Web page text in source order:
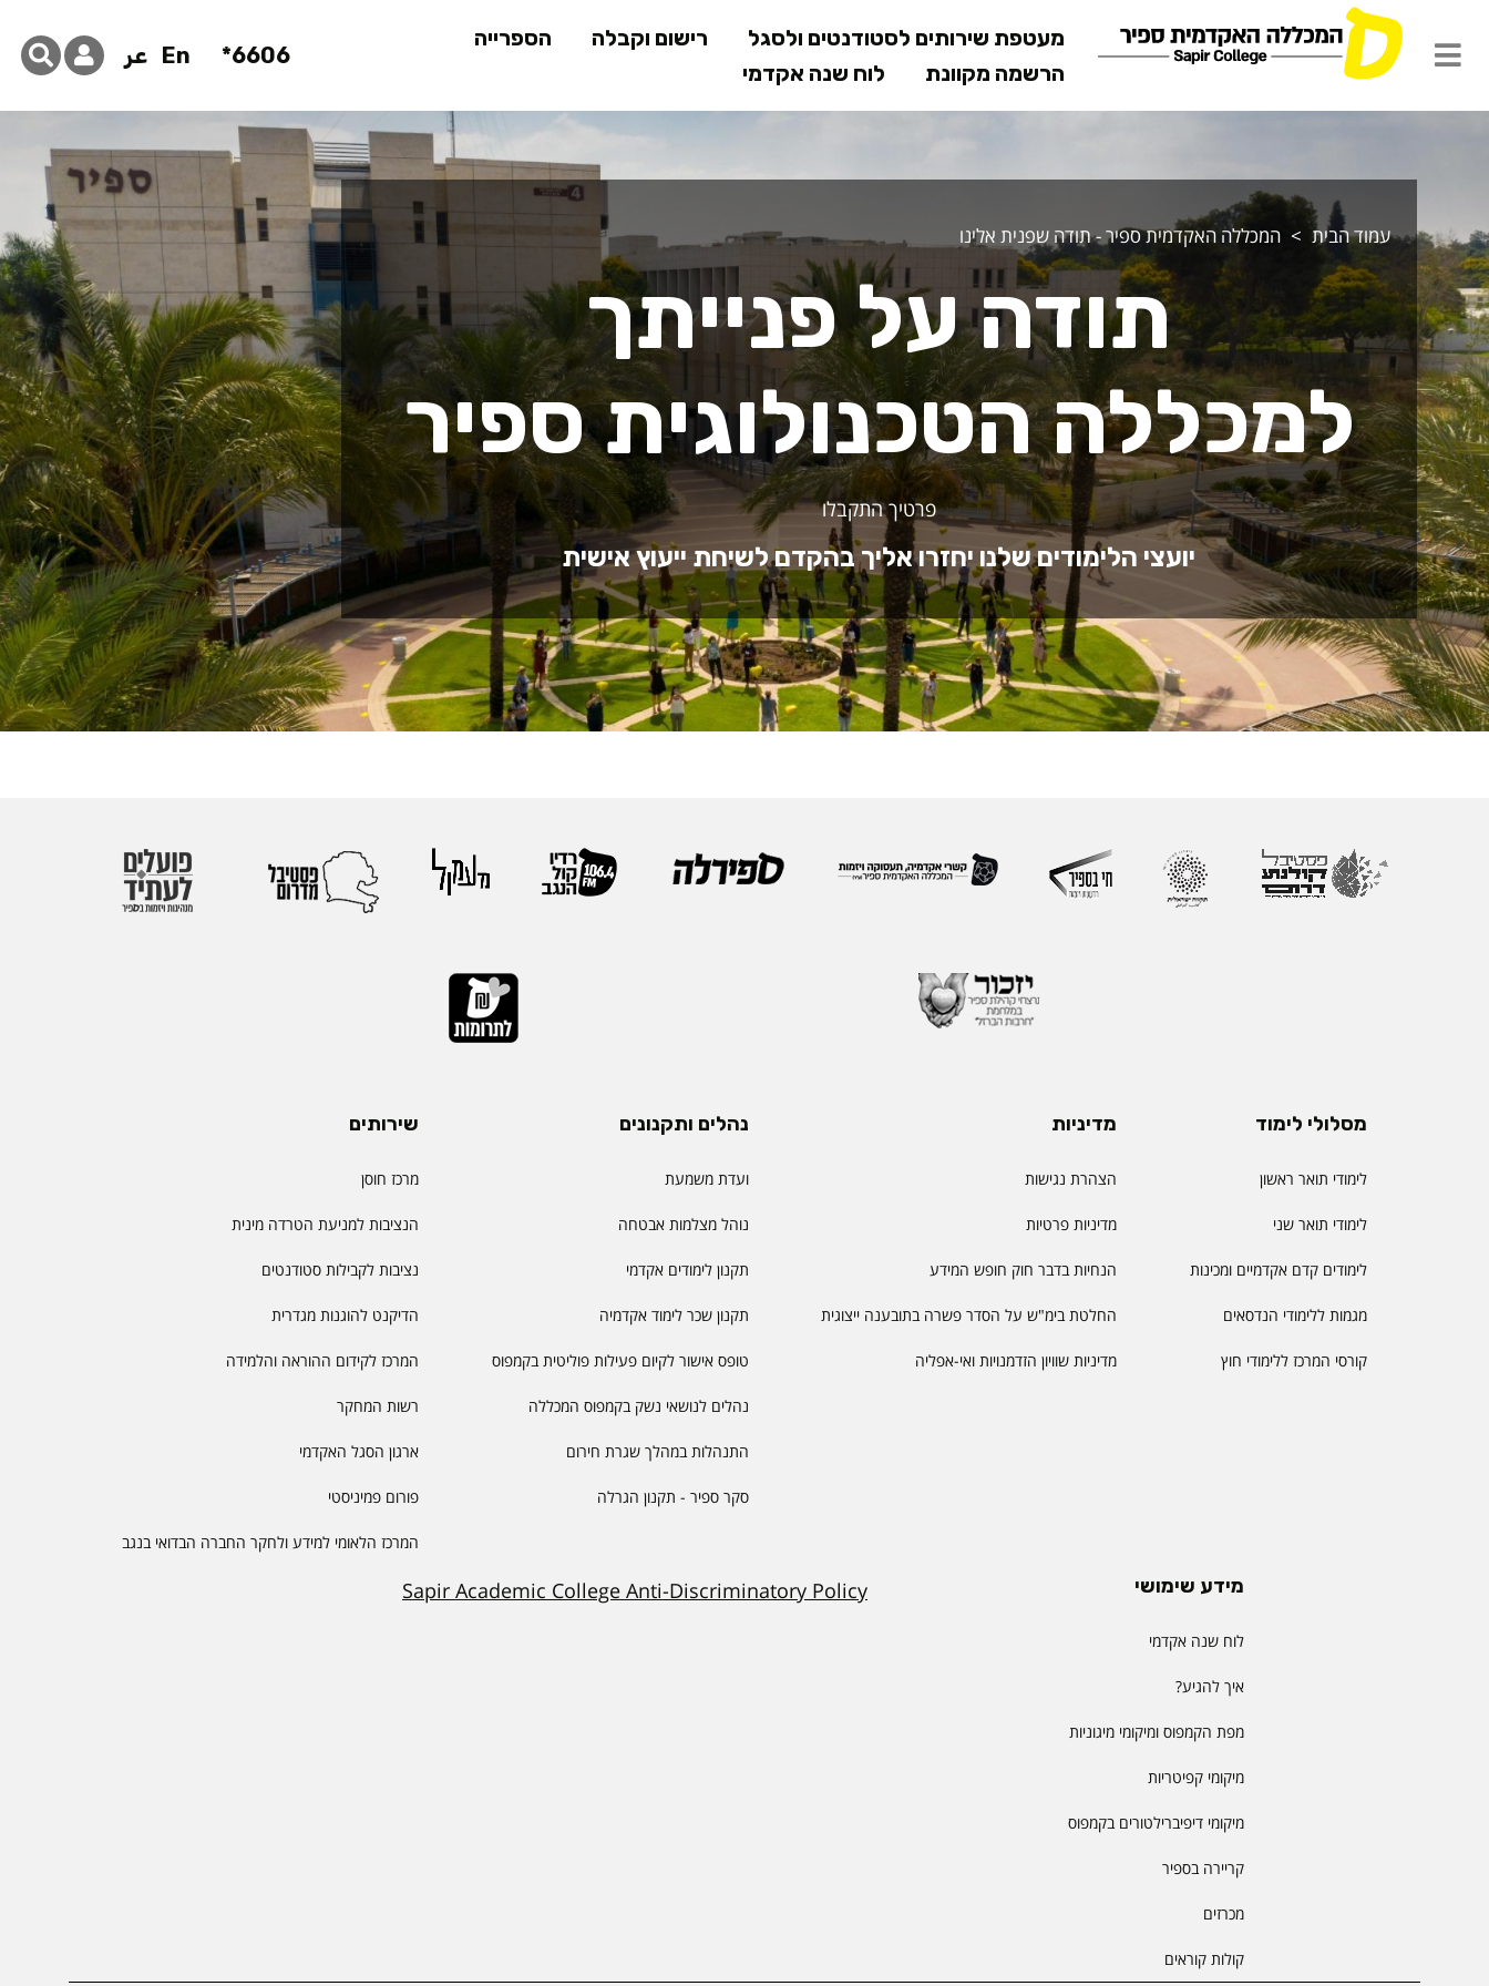
לתוכן
המרכזי
מעטפת שירותים לסטודנטים ולסגל רישום וקבלה
הספרייה
הרשמה מקוונת
לוח שנה אקדמי
6606*
En عر
תודה על התעניינותך במגמה למכונות -
עמוד הבית המכללה האקדמית ספיר - תודה שפנית אלינו
תודה על פנייתך
למכללה הטכנולוגית ספיר
פרטיך התקבלו
יועצי הלימודים שלנו יחזרו אליך בהקדם לשיחת ייעוץ אישית
מסלולי לימוד
לימודי תואר ראשון
לימודי תואר שני
לימודים קדם אקדמיים ומכינות
מגמות ללימודי הנדסאים
קורסי המרכז ללימודי חוץ
מדיניות
הצהרת נגישות
מדיניות פרטיות
הנחיות בדבר חוק חופש המידע
החלטת בימ"ש על הסדר פשרה בתובענה ייצוגית
מדיניות שוויון הזדמנויות ואי-אפליה
נהלים ותקנונים
ועדת משמעת
נוהל מצלמות אבטחה
תקנון לימודים אקדמי
תקנון שכר לימוד אקדמיה
טופס אישור לקיום פעילות פוליטית בקמפוס
נהלים לנושאי נשק בקמפוס המכללה
התנהלות במהלך שגרת חירום
סקר ספיר - תקנון הגרלה
שירותים
מרכז חוסן
הנציבות למניעת הטרדה מינית
נציבות לקבילות סטודנטים
הדיקנט להוגנות מגדרית
המרכז לקידום ההוראה והלמידה
רשות המחקר
ארגון הסגל האקדמי
פורום פמיניסטי
המרכז הלאומי למידע ולחקר החברה הבדואי בנגב
מידע שימושי
לוח שנה אקדמי
איך להגיע?
מפת הקמפוס ומיקומי מיגוניות
מיקומי קפיטריות
מיקומי דיפיברילטורים בקמפוס
קריירה בספיר
מכרזים
קולות קוראים
Sapir Academic College Anti-Discriminatory Policy